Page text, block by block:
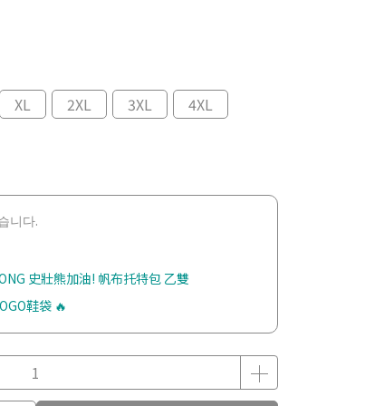
XL 2XL 3XL
4XL
니다.
史壯熊加油! 帆布托特包 乙雙
鞋袋 🔥